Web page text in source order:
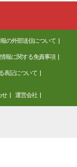
の外部送信について
報に関する免責事項
表記について
せ 運営会社